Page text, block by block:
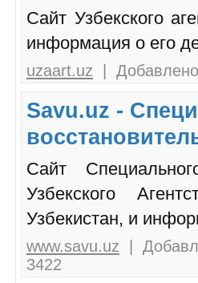
Сайт Узбекского
информация о его
uzaart.uz |
Savu.uz -
Сайт
Узбекского
Узбекистан, и
www.savu.uz |
3422